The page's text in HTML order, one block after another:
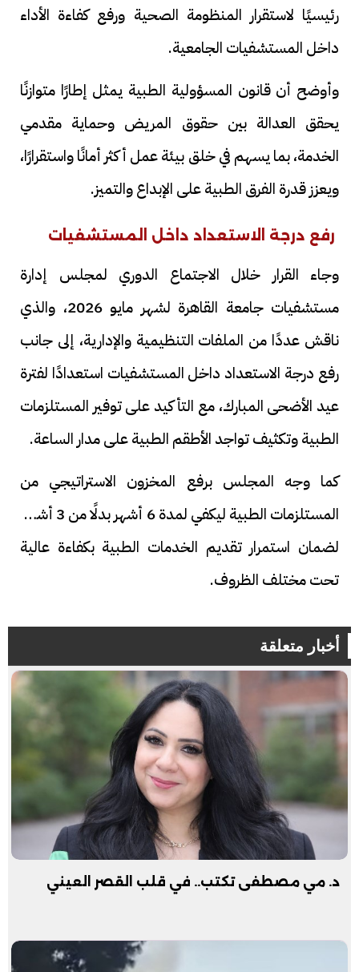
رئيسيًا لاستقرار المنظومة الصحية ورفع كفاءة الأداء
داخل المستشفيات الجامعية.
وأوضح أن قانون المسؤولية الطبية يمثل إطارًا متوازنًا
يحقق العدالة بين حقوق المريض وحماية مقدمي
الخدمة، بما يسهم في خلق بيئة عمل أكثر أمانًا واستقرارًا،
ويعزز قدرة الفرق الطبية على الإبداع والتميز.
رفع درجة الاستعداد داخل المستشفيات
وجاء القرار خلال الاجتماع الدوري لمجلس إدارة
مستشفيات جامعة القاهرة لشهر مايو 2026، والذي
ناقش عددًا من الملفات التنظيمية والإدارية، إلى جانب
رفع درجة الاستعداد داخل المستشفيات استعدادًا لفترة
عيد الأضحى المبارك، مع التأكيد على توفير المستلزمات
الطبية وتكثيف تواجد الأطقم الطبية على مدار الساعة.
كما وجه المجلس برفع المخزون الاستراتيجي من
المستلزمات الطبية ليكفي لمدة 6 أشهر بدلًا من 3 أشهر،
لضمان استمرار تقديم الخدمات الطبية بكفاءة عالية
تحت مختلف الظروف.
أخبار متعلقة
د. مي مصطفى تكتب.. في قلب القصر العيني